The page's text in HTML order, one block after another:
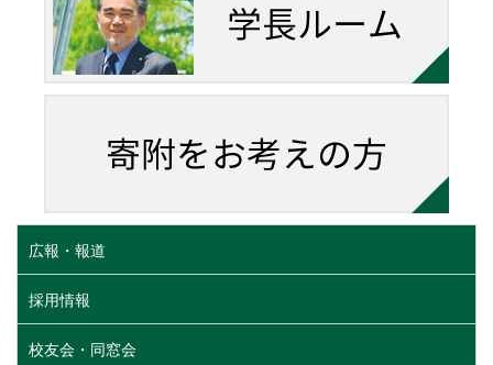
広報・報道
採用情報
校友会・同窓会